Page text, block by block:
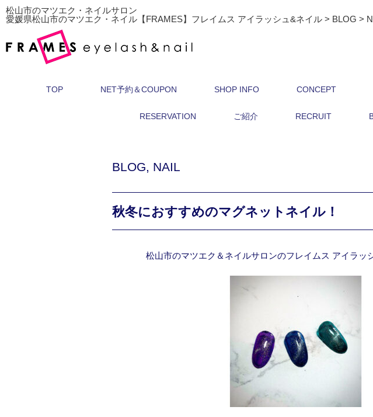
松山市のマツエク・ネイルサロン
愛媛県松山市のマツエク・ネイル【FRAMES】フレイムス アイラッシュ&ネイル > BLOG >
TOP NET予約＆COUPON SHOP INFO CONCEPT
RESERVATION ご紹介 RECRUIT
BLOG, NAIL
秋冬におすすめのマグネットネイル！
松山市のマツエク＆ネイルサロンのフレイムス アイラッ